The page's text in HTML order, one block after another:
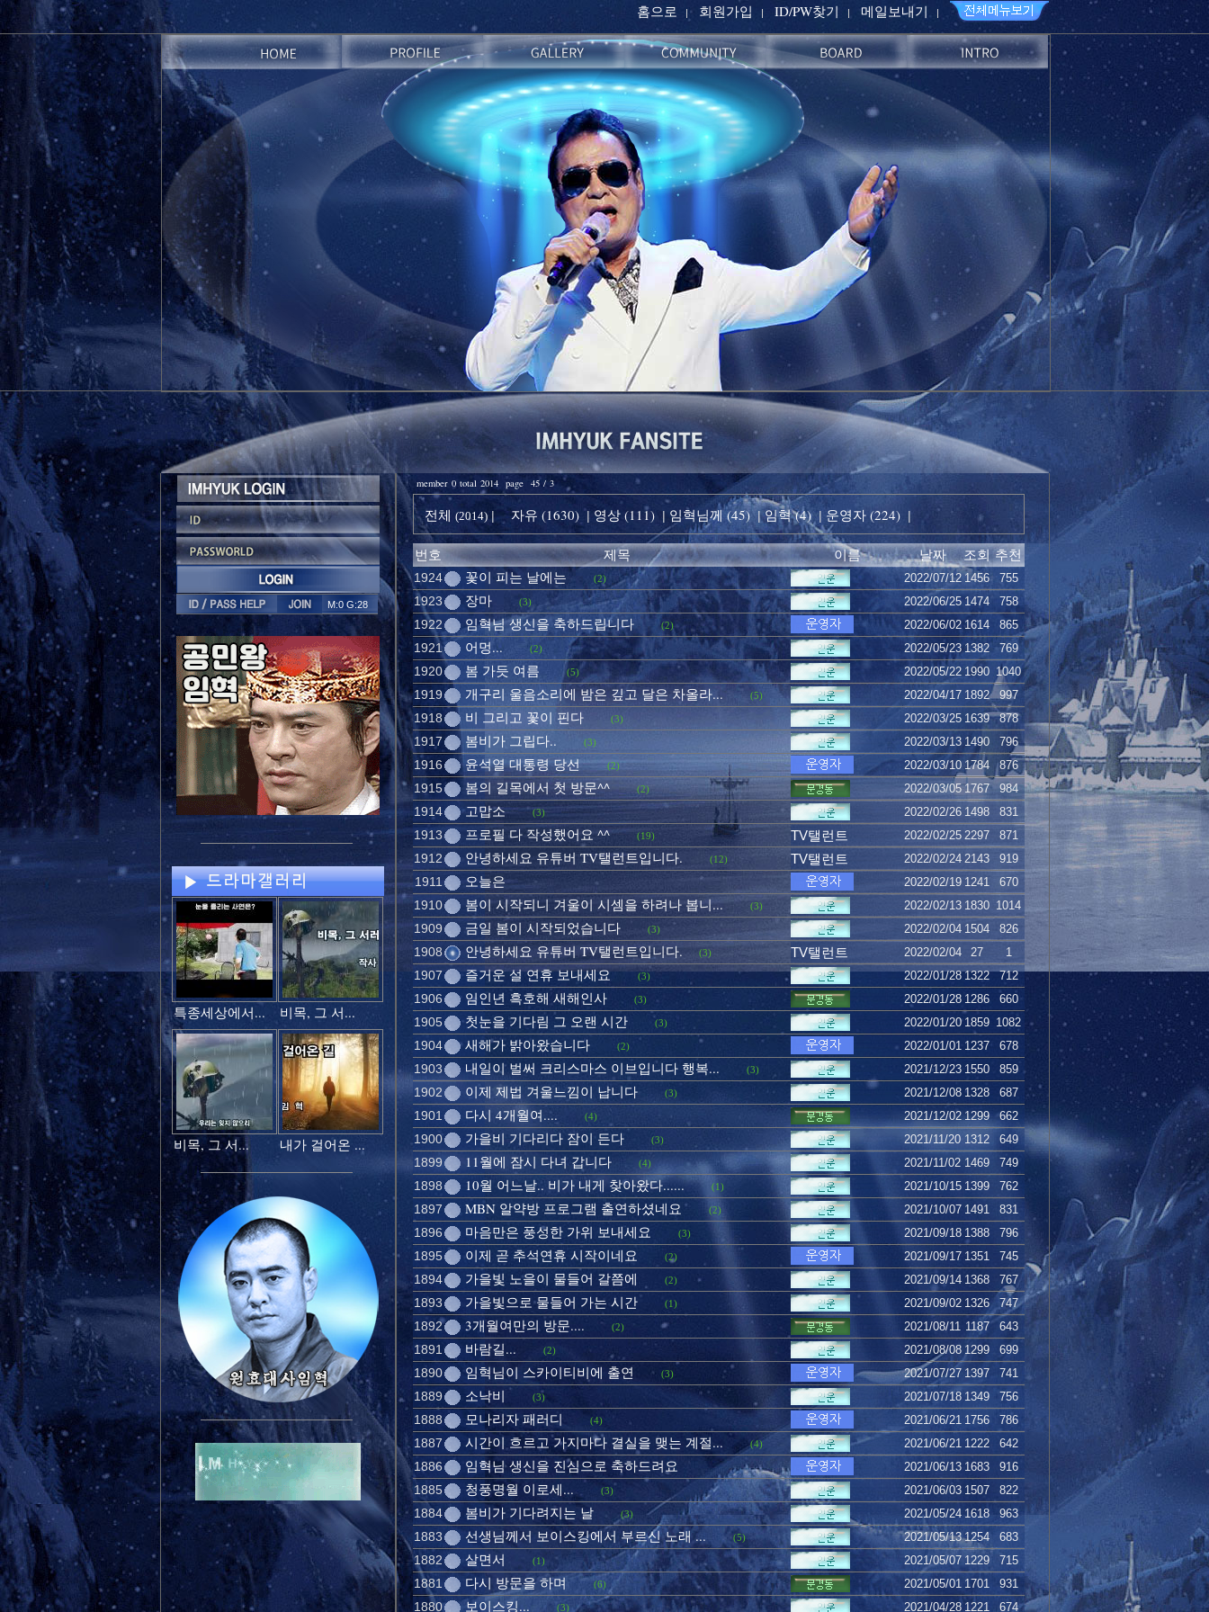
홈으로 회원가입 ID/PW찾기 메일보내기
M:0 G:28
특종세상에서... 비목, 그 서...
비목, 그 서... 내가 걸어온 ...
member 0 total 2014 page 45 / 3
전체 (2014)| 자유 (1630) | 영상 (111) | 임혁님께 (45) | 임혁 (4) | 운영자 (224) |
번호 제목 이름 날짜 조회 추천
1924 꽃이 피는 날에는 (2) 2022/07/12 1456 755
1923 장마 (3) 2022/06/25 1474 758
1922 임혁님 생신을 축하드립니다 (2) 2022/06/02 1614 865
1921 어멍... (2) 2022/05/23 1382 769
1920 봄 가듯 여름 (5) 2022/05/22 1990 1040
1919 개구리 울음소리에 밤은 깊고 달은 차올라... (5) 2022/04/17 1892 997
1918 비 그리고 꽃이 핀다 (3) 2022/03/25 1639 878
1917 봄비가 그립다.. (3) 2022/03/13 1490 796
1916 윤석열 대통령 당선 (2) 2022/03/10 1784 876
1915 봄의 길목에서 첫 방문^^ (2) 2022/03/05 1767 984
1914 고맙소 (3) 2022/02/26 1498 831
1913 프로필 다 작성했어요 ^^ (19) TV탤런트 2022/02/25 2297 871
1912 안녕하세요 유튜버 TV탤런트입니다. (12) TV탤런트 2022/02/24 2143 919
1911 오늘은 2022/02/19 1241 670
1910 봄이 시작되니 겨울이 시셈을 하려나 봅니... (3) 2022/02/13 1830 1014
1909 금일 봄이 시작되었습니다 (3) 2022/02/04 1504 826
1908 안녕하세요 유튜버 TV탤런트입니다. (3) TV탤런트 2022/02/04 27 1
1907 즐거운 설 연휴 보내세요 (3) 2022/01/28 1322 712
1906 임인년 흑호해 새해인사 (3) 2022/01/28 1286 660
1905 첫눈을 기다림 그 오랜 시간 (3) 2022/01/20 1859 1082
1904 새해가 밝아왔습니다 (2) 2022/01/01 1237 678
1903 내일이 벌써 크리스마스 이브입니다 행복... (3) 2021/12/23 1550 859
1902 이제 제법 겨울느낌이 납니다 (3) 2021/12/08 1328 687
1901 다시 4개월여.... (4) 2021/12/02 1299 662
1900 가을비 기다리다 잠이 든다 (3) 2021/11/20 1312 649
1899 11월에 잠시 다녀 갑니다 (4) 2021/11/02 1469 749
1898 10월 어느날.. 비가 내게 찾아왔다...... (1) 2021/10/15 1399 762
1897 MBN 알약방 프로그램 출연하셨네요 (2) 2021/10/07 1491 831
1896 마음만은 풍성한 가위 보내세요 (3) 2021/09/18 1388 796
1895 이제 곧 추석연휴 시작이네요 (2) 2021/09/17 1351 745
1894 가을빛 노을이 물들어 갈쯤에 (2) 2021/09/14 1368 767
1893 가을빛으로 물들어 가는 시간 (1) 2021/09/02 1326 747
1892 3개월여만의 방문.... (2) 2021/08/11 1187 643
1891 바람길... (2) 2021/08/08 1299 699
1890 임혁님이 스카이티비에 출연 (3) 2021/07/27 1397 741
1889 소낙비 (3) 2021/07/18 1349 756
1888 모나리자 패러디 (4) 2021/06/21 1756 786
1887 시간이 흐르고 가지마다 결실을 맺는 계절... (4) 2021/06/21 1222 642
1886 임혁님 생신을 진심으로 축하드려요 2021/06/13 1683 916
1885 청풍명월 이로세... (3) 2021/06/03 1507 822
1884 봄비가 기다려지는 날 (3) 2021/05/24 1618 963
1883 선생님께서 보이스킹에서 부르신 노래 ... (5) 2021/05/13 1254 683
1882 살면서 (1) 2021/05/07 1229 715
1881 다시 방문을 하며 (6) 2021/05/01 1701 931
1880 보이스킹... (3) 2021/04/28 1221 674